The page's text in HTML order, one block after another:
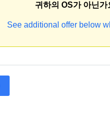
귀하의 OS가 아닌가
See additional offer below